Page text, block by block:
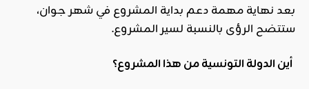
بعد نهاية مهمة دعم بداية المشروع في شهر جوان،
ستتضح الرؤى بالنسبة لسير المشروع.
أين الدولة التونسية من هذا المشروع؟